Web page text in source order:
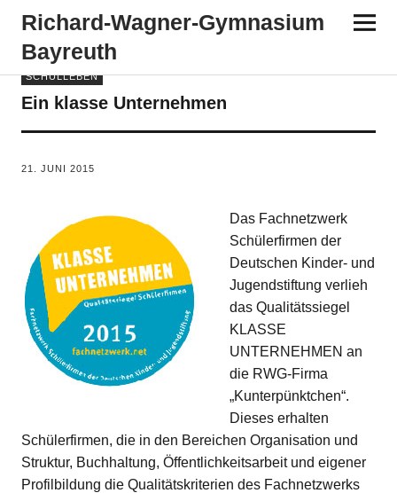
Richard-​​Wagner-​​Gymnasium
Bayreuth
SCHULLEBEN
Ein klasse Unternehmen
21. JUNI 2015
Das Fachnetzwerk
Schülerfirmen der
Deutschen Kinder- und
Jugendstiftung verlieh
das Qualitätssiegel
KLASSE
UNTERNEHMEN an
die RWG-Firma
„Kunterpünktchen“.
Dieses erhalten
Schülerfirmen, die in den Bereichen Organisation und
Struktur, Buchhaltung, Öffentlichkeitsarbeit und eigener
Profilbildung die Qualitätskriterien des Fachnetzwerks